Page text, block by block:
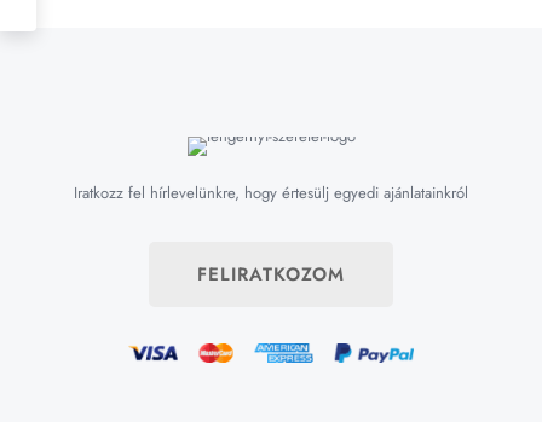
Iratkozz fel hírlevelünkre, hogy értesülj egyedi ajánlatainkról
FELIRATKOZOM